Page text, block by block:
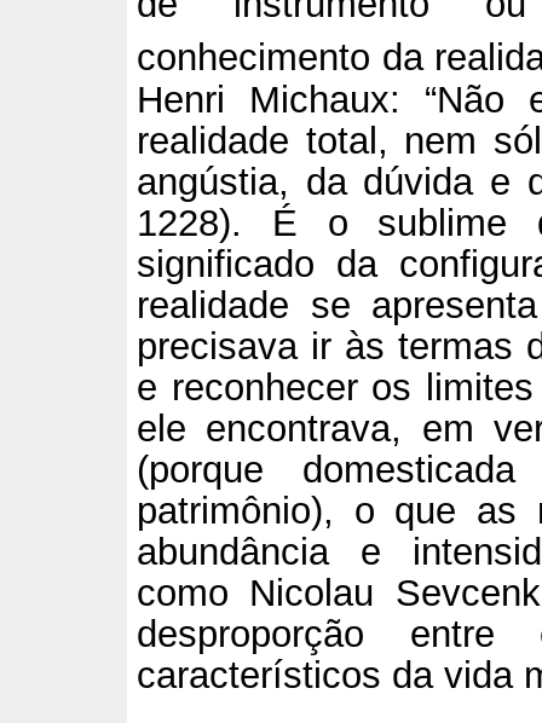
conhecimento da
Henri Michaux: “Não
realidade total, nem
angústia, da dúvida e
1228). É o sublime
significado da
realidade se
precisava ir às termas
e reconhecer os
ele encontrava, em
(porque
patrimônio), o que as
abundância e
como Nicolau
desproporção
característicos da vida